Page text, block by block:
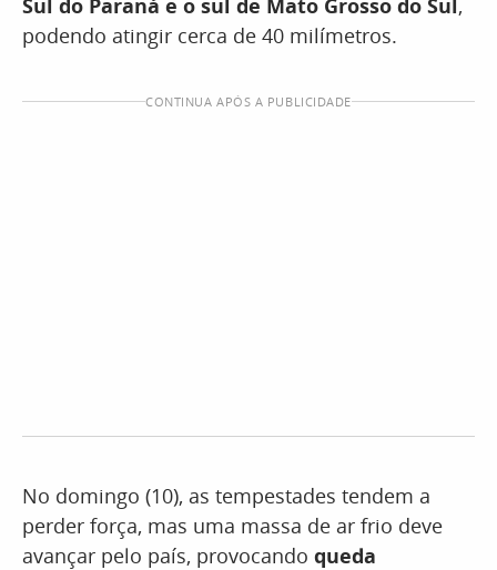
podendo atingir cerca de 40 milímetros.
CONTINUA APÓS A PUBLICIDADE
No domingo (10), as tempestades tendem a
perder força, mas uma massa de ar frio deve
avançar pelo país, provocando queda